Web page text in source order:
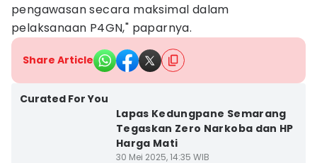
pengawasan secara maksimal dalam
pelaksanaan P4GN," paparnya.
Share Article
Curated For You
Lapas Kedungpane Semarang
Tegaskan Zero Narkoba dan HP
Harga Mati
30 Mei 2025, 14:35 WIB